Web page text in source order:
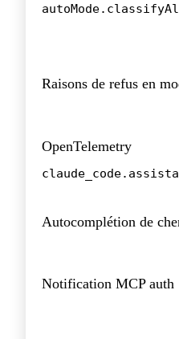
Raisons de refus en
OpenTelemetry
Autocomplétion de
Notification MCP auth